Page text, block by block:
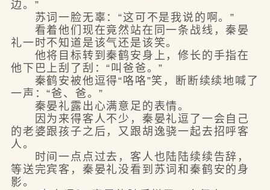
边。”
苏词一脸无辜：“这可不是我说的啊。”
看着他们现在竟然站在同一条战线，秦晏
礼一时不知道是该气还是该笑。
他将目标转到秦鹤安身上，修长的手指在
他下巴上刮了刮：“叫爸爸。”
秦鹤安被他逗得“咯咯”笑，断断续续地喊了
一声：“爸、爸。”
秦晏礼露出心满意足的表情。
因为来得客人不少，秦晏礼逗了一会自己
的老婆跟孩子之后，又跟胡逸骁一起去招呼客
人。
时间一点点过去，客人也陆陆续续告辞，
等送完宾客，秦晏礼没看到苏词和秦鹤安的身
影。